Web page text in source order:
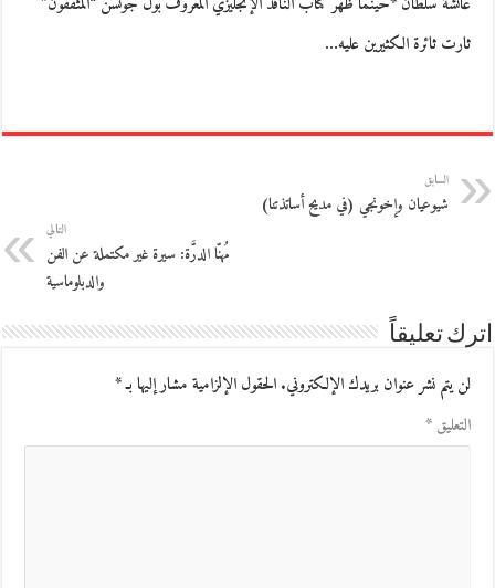
ثارت ثائرة الكثيرين عليه…
السابق
شيوعيان وإخونجي (في مديح أساتذتنا)
التالي
مُهنّا الدرَّة: سيرة غير مكتملة عن الفن
والدبلوماسية
اترك تعليقاً
لن يتم نشر عنوان بريدك الإلكتروني.الحقول الإلزامية مشار إليها بـ*
التعليق*